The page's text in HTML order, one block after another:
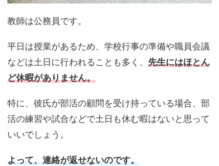
教師は公務員です。
平日は授業があるため、学校行事の準備や職員会議
などは土日に行われることも多く、 先生にはほとん
ど休暇がありません。
特に、彼氏が部活の顧問を受け持っている場合、部
活の練習や試合などで土日も休む暇はないと思って
いいでしょう。
よって、連絡が返せないのです。